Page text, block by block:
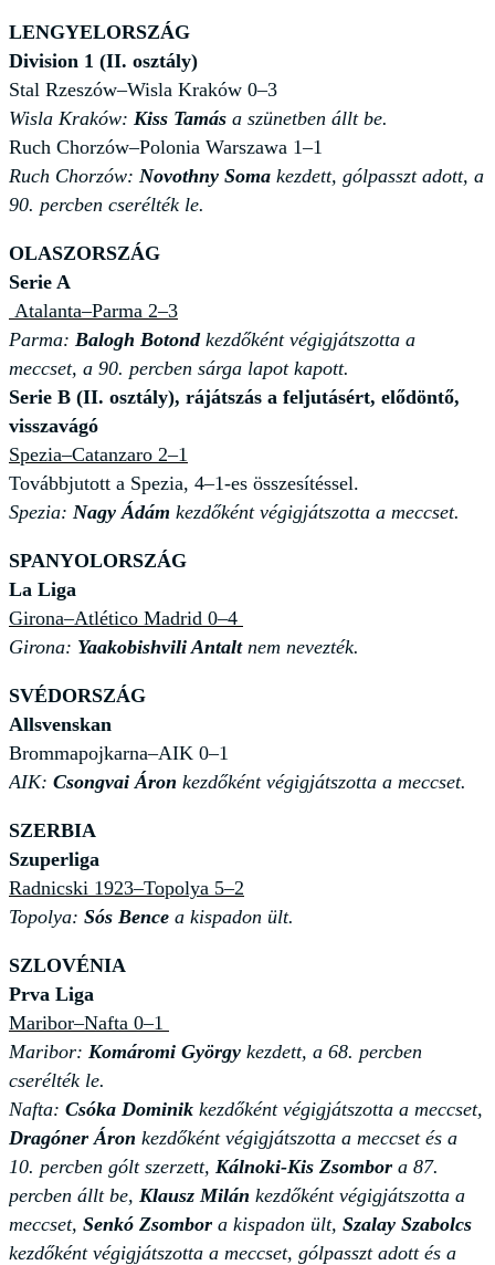
LENGYELORSZÁG
Division 1 (II. osztály)
Stal Rzeszów–Wisla Kraków 0–3
Wisla Kraków: Kiss Tamás a szünetben állt be.
Ruch Chorzów–Polonia Warszawa 1–1
Ruch Chorzów: Novothny Soma kezdett, gólpasszt adott, a
90. percben cserélték le.
OLASZORSZÁG
Serie A
Atalanta–Parma 2–3
Parma: Balogh Botond kezdőként végigjátszotta a
meccset, a 90. percben sárga lapot kapott.
Serie B (II. osztály), rájátszás a feljutásért, elődöntő,
visszavágó
Spezia–Catanzaro 2–1
Továbbjutott a Spezia, 4–1-es összesítéssel.
Spezia: Nagy Ádám kezdőként végigjátszotta a meccset.
SPANYOLORSZÁG
La Liga
Girona–Atlético Madrid 0–4
Girona: Yaakobishvili Antalt nem nevezték.
SVÉDORSZÁG
Allsvenskan
Brommapojkarna–AIK 0–1
AIK: Csongvai Áron kezdőként végigjátszotta a meccset.
SZERBIA
Szuperliga
Radnicski 1923–Topolya 5–2
Topolya: Sós Bence a kispadon ült.
SZLOVÉNIA
Prva Liga
Maribor–Nafta 0–1
Maribor: Komáromi György kezdett, a 68. percben
cserélték le.
Nafta: Csóka Dominik kezdőként végigjátszotta a meccset,
Dragóner Áron kezdőként végigjátszotta a meccset és a
10. percben gólt szerzett, Kálnoki-Kis Zsombor a 87.
percben állt be, Klausz Milán kezdőként végigjátszotta a
meccset, Senkó Zsombor a kispadon ült, Szalay Szabolcs
kezdőként végigjátszotta a meccset, gólpasszt adott és a